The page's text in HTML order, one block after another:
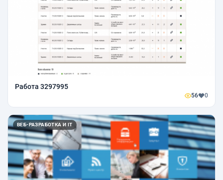
Работа 3297995
56 0
ВЕБ-РАЗРАБОТКА И IT